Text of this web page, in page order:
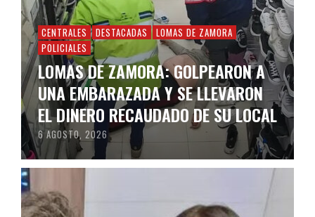
CENTRALES DESTACADAS
LOMAS DE ZAMORA
POLICIALES
LOMAS DE ZAMORA: GOLPEARON A
UNA EMBARAZADA Y SE LLEVARON
EL DINERO RECAUDADO DE SU LOCAL
6 AGOSTO, 2026